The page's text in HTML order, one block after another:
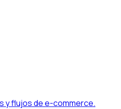
y flujos de e-commerce.